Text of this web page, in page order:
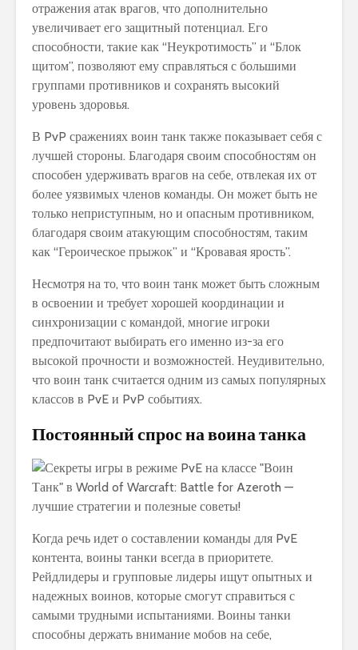
отражения атак врагов, что дополнительно
увеличивает его защитный потенциал. Его
способности, такие как “Неукротимость” и “Блок
щитом”, позволяют ему справляться с большими
группами противников и сохранять высокий
уровень здоровья.
В PvP сражениях воин танк также показывает себя с
лучшей стороны. Благодаря своим способностям он
способен удерживать врагов на себе, отвлекая их от
более уязвимых членов команды. Он может быть не
только неприступным, но и опасным противником,
благодаря своим атакующим способностям, таким
как “Героическое прыжок” и “Кровавая ярость”.
Несмотря на то, что воин танк может быть сложным
в освоении и требует хорошей координации и
синхронизации с командой, многие игроки
предпочитают выбирать его именно из-за его
высокой прочности и возможностей. Неудивительно,
что воин танк считается одним из самых популярных
классов в PvE и PvP событиях.
Постоянный спрос на воина танка
Когда речь идет о составлении команды для PvE
контента, воины танки всегда в приоритете.
Рейдлидеры и групповые лидеры ищут опытных и
надежных воинов, которые смогут справиться с
самыми трудными испытаниями. Воины танки
способны держать внимание мобов на себе,